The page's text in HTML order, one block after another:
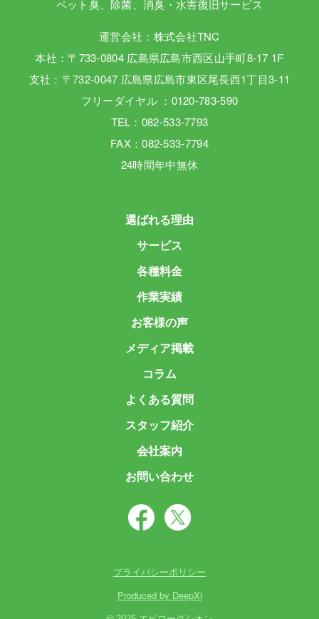
ペット臭、除菌、消臭・水害復旧サービス
運営会社：株式会社TNC
本社：〒733-0804 広島県広島市西区山手町8-17 1F
支社：〒732-0047 広島県広島市東区尾長西1丁目3-11
フリーダイヤル ：0120-783-590
TEL：082-533-7793
FAX：082-533-7794
24時間年中無休
選ばれる理由
サービス
各種料金
作業実績
お客様の声
メディア掲載
コラム
よくある質問
スタッフ紹介
会社案内
お問い合わせ
プライバシーポリシー
Produced by DeepXi